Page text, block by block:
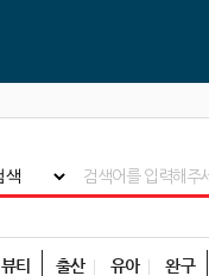
뷰티 출산 유아 완구